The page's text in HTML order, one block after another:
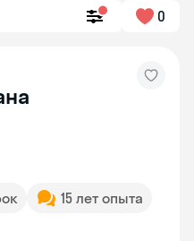
0
15 лет опыта